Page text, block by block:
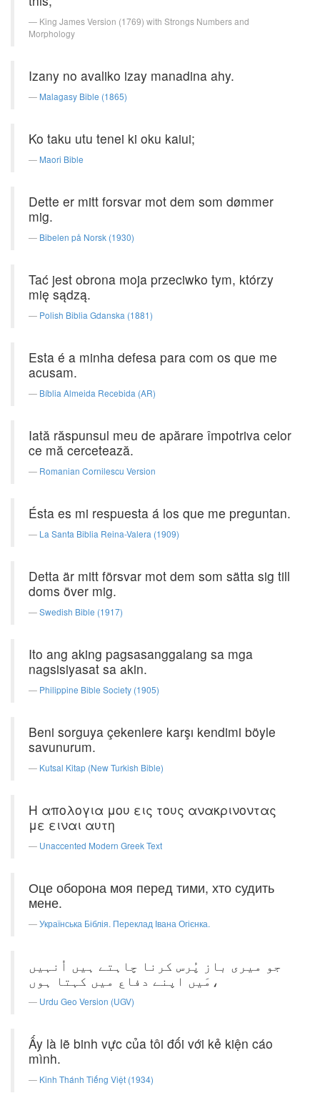
King James Version (1769) with Strongs Numbers and
Morphology
Izany no avaliko izay manadina ahy.
Malagasy Bible (1865)
Ko taku utu tenei ki oku kaiui;
Maori Bible
Dette er mitt forsvar mot dem som dømmer
mig.
Bibelen på Norsk (1930)
Tać jest obrona moja przeciwko tym, którzy
mię sądzą.
Polish Biblia Gdanska (1881)
Esta é a minha defesa para com os que me
acusam.
Bíblia Almeida Recebida (AR)
Iată răspunsul meu de apărare împotriva celor
ce mă cercetează.
Romanian Cornilescu Version
Ésta es mi respuesta á los que me preguntan.
La Santa Biblia Reina-Valera (1909)
Detta är mitt försvar mot dem som sätta sig till
doms över mig.
Swedish Bible (1917)
Ito ang aking pagsasanggalang sa mga
nagsisiyasat sa akin.
Philippine Bible Society (1905)
Beni sorguya çekenlere karşı kendimi böyle
savunurum.
Kutsal Kitap (New Turkish Bible)
Η απολογια μου εις τους ανακρινοντας
με ειναι αυτη
Unaccented Modern Greek Text
Оце оборона моя перед тими, хто судить
мене.
Українська Біблія. Переклад Івана Огієнка.
جو میری باز پُرس کرنا چاہتے ہیں اُنہیں
مَیں اپنے دفاع میں کہتا ہوں،
Urdu Geo Version (UGV)
Ấy là lẽ binh vực của tôi đối với kẻ kiện cáo
mình.
Kinh Thánh Tiếng Việt (1934)